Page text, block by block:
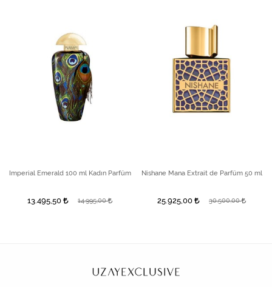
Imperial Emerald 100 ml Kadın Parfüm
13.495,50 14.995,00
Nishane Mana Extrait de Parfüm 50 ml
25.925,00 30.500,00